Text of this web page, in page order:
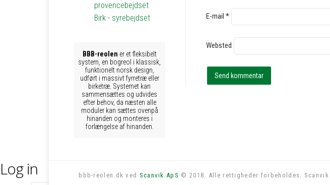
E-mail *
Websted
provencebejdset
Birk - syrebejdset
BBB-reolen er et fleksibelt
system, en bogreol i klassisk,
funktionelt norsk design,
udført i massivt fyrretræ eller
birketræ. Systemet kan
sammensættes og udvides
efter behov, da næsten alle
moduler kan sættes ovenpå
hinanden og monteres i
forlængelse af hinanden.
bbb-reolen.dk ved Scanvik ApS © 2018. Alle rettigheder forbeholdes. Scanvik
Log in